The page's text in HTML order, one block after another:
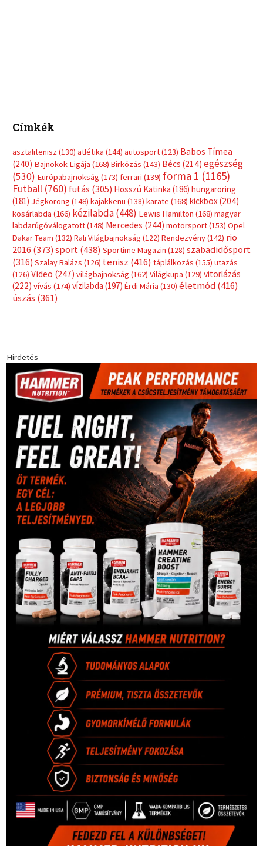
Címkék
(181)Jégkorong(148)kajakkenu(138)karate(168)kickbox(204)
kosárlabda(166)kézilabda(448)Lewis Hamilton(168) magyar
labdarúgóválogatott
(148) Mercedes (244)motorsport(153)Opel
Dakar Team(132)Rali Világbajnokság(122)Rendezvény(142)rio
Sportime Magazin(128) szabadidősport
(316) Szalay Balázs (126)tenisz(416)táplálkozás(155)utazás
(126) Video(247)világbajnokság (162)Világkupa(129)vitorlázás
(222)vívás(174) vízilabda(197) Érdi Mária(130)életmód(416)
úszás(361)
Hirdetés